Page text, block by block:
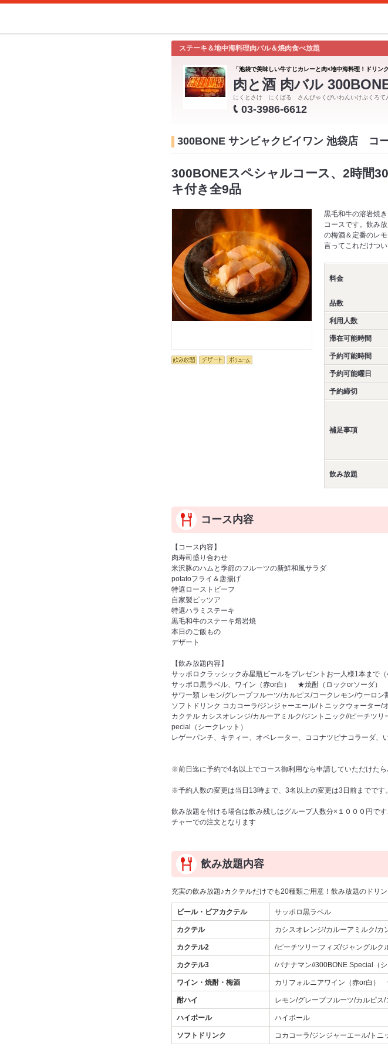
ステーキ＆地中海料理肉バル＆焼肉食べ放題
「池袋で美味しい牛すじカレーと肉×地中海料理！ドリン
肉と酒 肉バル
にくとさけ にくばる さんびゃくびいわんいけぶくろて
03-3986-6612
300BONE サンビャクビイワン 池袋店 コ
300BONEスペシャルコース、2時間
キ付き全9品
黒毛和牛の溶岩焼
コースです。飲み
の梅酒＆定番のレ
言ってこれだけつ
料金
品数
利用人数
滞在可能時間
予約可能時間
予約可能曜日
予約締切
補足事項
飲み放題
コース内容
【コース内容】
肉寿司盛り合わせ
米沢豚のハムと季節のフルーツの新鮮和風サラダ
potatoフライ＆唐揚げ
特選ローストビーフ
自家製ピッツア
特選ハラミステーキ
黒毛和牛のステーキ熔岩焼
本日のご飯もの
デザート
【飲み放題内容】
サッポロクラッシック赤星瓶ビールをプレゼントお一人様1本まで（
サッポロ黒ラベル、ワイン（赤or白） ★焼酎（ロックorソーダ）
サワー類 レモン/グレープフルーツ/カルピス/コークレモン/ウーロ
ソフトドリンク コカコーラ/ジンジャーエール/トニックウォーター/
カクテル カシスオレンジ/カルーアミルク/ジントニック//ピーチツ
pecial（シークレット）
レゲーパンチ、キティー、オペレーター、ココナツピナコラーダ、
※前日迄に予約で4名以上でコース御利用なら申請していただけた
※予約人数の変更は当日13時まで、3名以上の変更は3日前までで
飲み放題を付ける場合は飲み残しはグループ人数分×１０００円で
チャーでの注文となります
飲み放題内容
充実の飲み放題♪カクテルだけでも20種類ご用意！飲み放題のドリ
ビール・ビアカクテル サッポロ黒ラベル
カクテル カシスオレンジ/カルーアミルク/カ
カクテル2 /ピーチツリーフィズ/ジャングルク
カクテル3 /バナナマン//300BONE Special（シ
ワイン・焼酎・梅酒 カリフォルニアワイン（赤or白
酎ハイ レモン/グレープフルーツ/カルピス
ハイボール ハイボール
ソフトドリンク コカコーラ/ジンジャーエール/トニ